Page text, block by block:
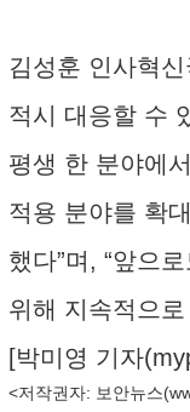
김성훈 인사혁
적시 대응할 수
평생 한 분야에
적용 분야를 확
했다”며, “앞으
위해 지속적으
[박미영 기자(
<저작권자: 보안뉴스(